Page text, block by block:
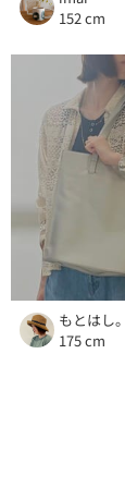
152 cm
もとはし。
175 cm